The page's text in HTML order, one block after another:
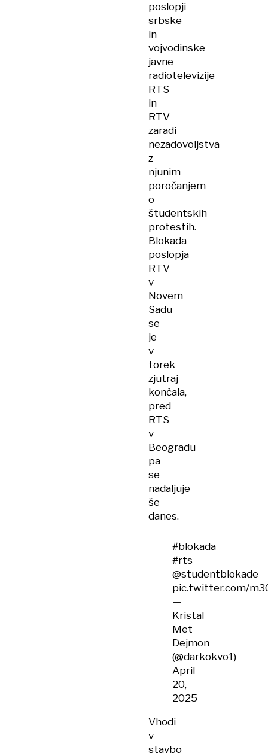
poslopji
srbske
in
vojvodinske
javne
radiotelevizije
RTS
in
RTV
zaradi
nezadovoljstva
z
njunim
poročanjem
o
študentskih
protestih.
Blokada
poslopja
RTV
v
Novem
Sadu
se
je
v
torek
zjutraj
končala,
pred
RTS
v
Beogradu
pa
se
nadaljuje
še
danes.
#blokada
#rts
@studentblokade
pic.twitter.com/
—
Kristal
Met
Dejmon
(@darkokvo1)
April
20,
2025
Vhodi
v
stavbo